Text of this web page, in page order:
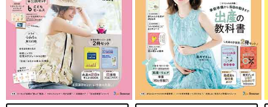
作：エリック・カール 訳：もりひさし（偕成社）
『はらぺこあおむし』で有名なエリックカールの絵本。中に仕掛
けがあって、お子さんと一緒に楽しめます。お子さんが、夜空に
浮かぶ月を見つけたら、「パパ、お月さまとって！」と頼まれて
しまうかもしれませんね。